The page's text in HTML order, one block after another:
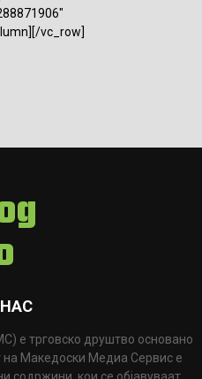
vc_row]
е трговско друштво основано
на Македоски Медиа Сервис е